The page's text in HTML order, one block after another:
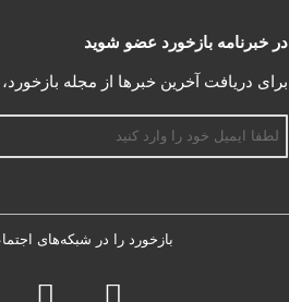
در خبرنامه بازخورد عضو شوید
برای دریافت آخرین خبرها از مجله بازخورد،
بازخورد را در شبکه‌های